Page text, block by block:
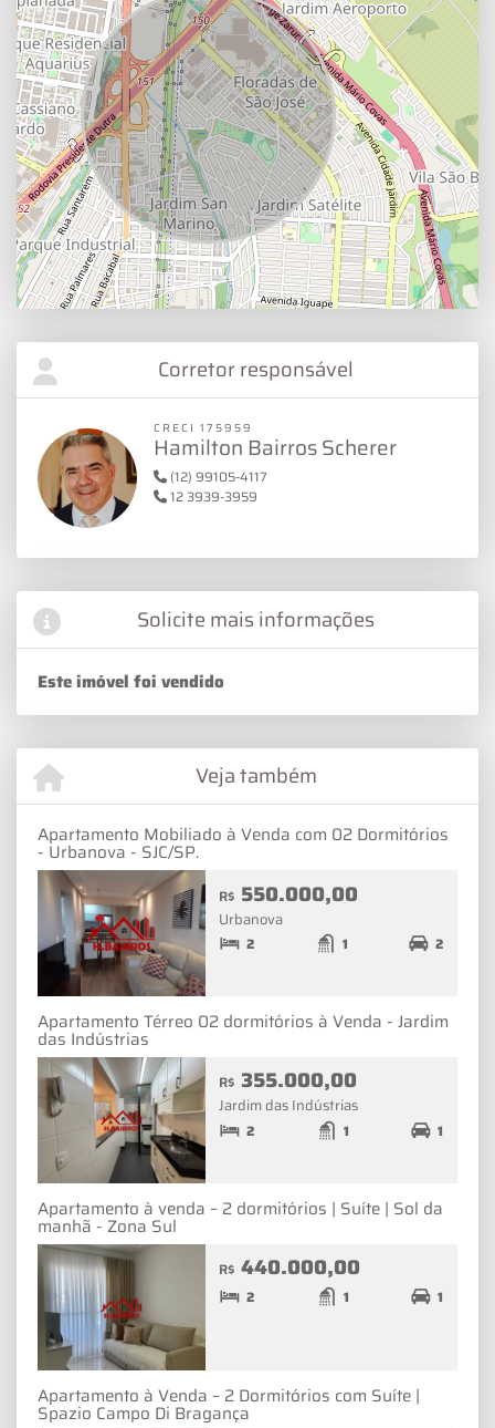
Corretor responsável
CRECI 175959
Hamilton Bairros Scherer
(12) 99105-4117
12 3939-3959
Solicite mais informações
Este imóvel foi vendido
Veja também
Apartamento Mobiliado à Venda com 02 Dormitórios
- Urbanova - SJC/SP.
R$ 550.000,00
Urbanova
2 1 2
Apartamento Térreo 02 dormitórios à Venda - Jardim
das Indústrias
R$ 355.000,00
Jardim das Indústrias
2 1 1
Apartamento à venda – 2 dormitórios | Suíte | Sol da
manhã - Zona Sul
R$ 440.000,00
2 1 1
Apartamento à Venda – 2 Dormitórios com Suíte |
Spazio Campo Di Bragança